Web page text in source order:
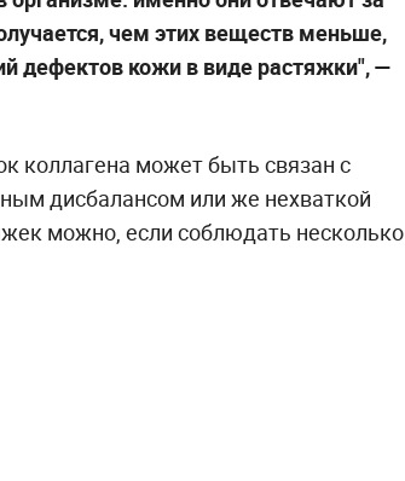
чем этих веществ меньше,
дефектов кожи в виде растяжки", —
коллагена может быть связан с
дисбалансом или же нехваткой
можно, если соблюдать несколько